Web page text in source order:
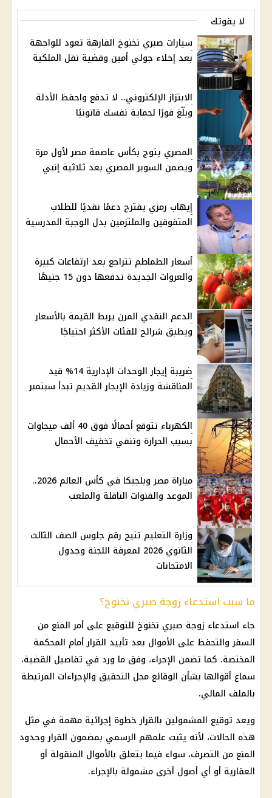
لا يفوتك
سيارات صبري نخنوخ الفارهة تعود للواجهة
بعد إخلاء جولي أمين وقضية نقل الملكية
الابتزاز الإلكتروني.. لا تدفع واحفظ الأدلة
وبلّغ فورًا لحماية نفسك قانونيًا
المصري يتوج بكأس عاصمة مصر لأول مرة
ويضمن السوبر المصري بعد ثلاثية إنبي
إيهاب رمزي يقترح دعمًا نقديًا للطلاب
المتفوقين والملتزمين بدل الوجبة المدرسية
أسعار الطماطم تتراجع بعد ارتفاعات كبيرة
والعروات الجديدة تدفعها دون 15 جنيهًا
الدعم النقدي المرن يربط القيمة بالأسعار
ويطبق شرائح للفئات الأكثر احتياجًا
ضريبة إيجار الوحدات الإدارية 14% قيد
المناقشة وزيادة الإيجار القديم تبدأ سبتمبر
الكهرباء تتوقع أحمالًا فوق 40 ألف ميجاوات
بسبب الحرارة وتنفي تخفيف الأحمال
مباراة مصر وبلجيكا في كأس العالم 2026..
الموعد والقنوات الناقلة والملعب
وزارة التعليم تتيح رقم جلوس الصف الثالث
الثانوي 2026 لمعرفة اللجنة وجدول
الامتحانات
ما سبب استدعاء زوجة صبري نخنوخ؟
جاء استدعاء زوجة صبري نخنوخ للتوقيع على أمر المنع من
السفر والتحفظ على الأموال بعد تأييد القرار أمام المحكمة
المختصة. كما تضمن الإجراء، وفق ما ورد في تفاصيل القضية،
سماع أقوالها بشأن الوقائع محل التحقيق والإجراءات المرتبطة
بالملف المالي.
ويعد توقيع المشمولين بالقرار خطوة إجرائية مهمة في مثل
هذه الحالات، لأنه يثبت علمهم الرسمي بمضمون القرار وحدود
المنع من التصرف، سواء فيما يتعلق بالأموال المنقولة أو
العقارية أو أي أصول أخرى مشمولة بالإجراء.